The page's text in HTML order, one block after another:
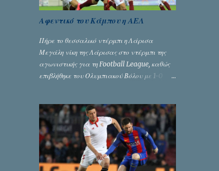
Αφεντικό του Κάμπου η ΑΕΛ
Πήρε το θεσσαλικό ντέρμπι η Λάρισα
Μεγάλη νίκη της Λάρισας στο ντέρμπι της
αγωνιστικής για τη Football League, καθώς
επιβλήθηκε του Ολυμπιακού Βόλου με 1-0